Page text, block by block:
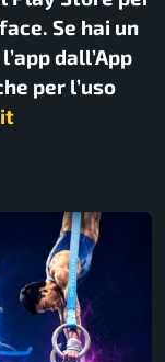
Se hai un
dall’App
per l’uso